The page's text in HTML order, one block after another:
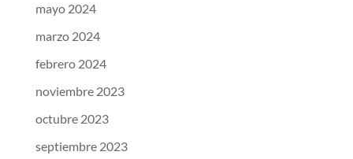
mayo 2024
marzo 2024
febrero 2024
noviembre 2023
octubre 2023
septiembre 2023